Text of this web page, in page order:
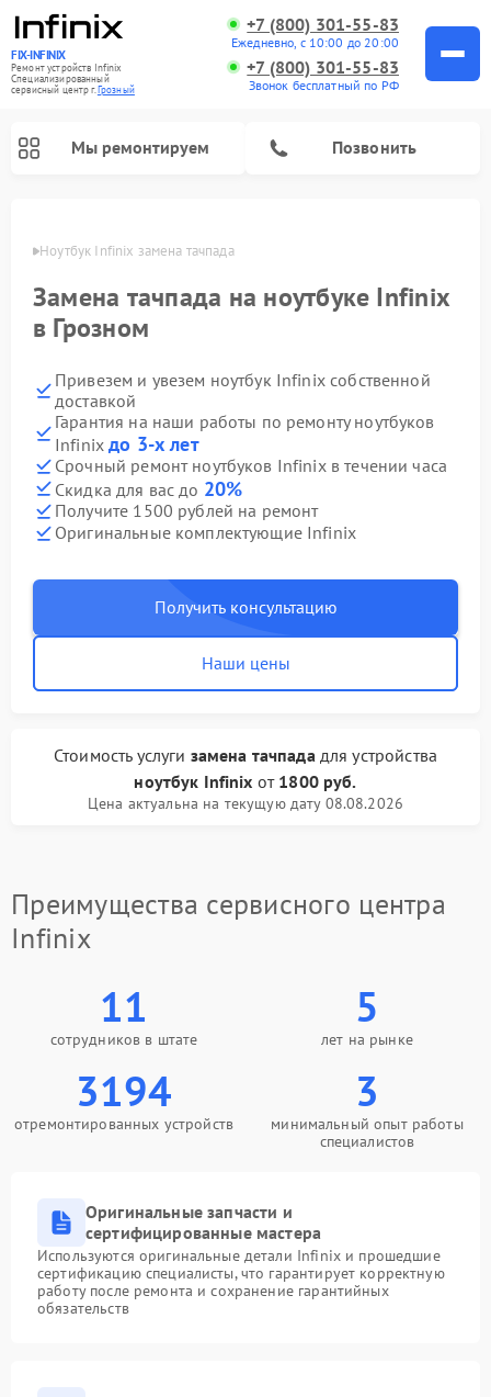
FIX-INFINIX
Ремонт устройств Infinix
Специализированный
cервисный центр г.Грозный
+7 (800) 301-55-83
Ежедневно, с 10:00 до 20:00
+7 (800) 301-55-83
Звонок бесплатный по РФ
Мы ремонтируем Позвонить
Ноутбук Infinix замена тачпада
Замена тачпада на ноутбуке Infinix
в Грозном
Привезем и увезем ноутбук Infinix собственной
доставкой
Гарантия на наши работы по ремонту ноутбуков
Infinixдо 3-х лет
Срочный ремонт ноутбуков Infinix в течении часа
Скидка для вас до 20%
Получите 1500 рублей на ремонт
Оригинальные комплектующие Infinix
Получить консультацию
Наши цены
Стоимость услуги замена тачпада для устройства
ноутбук Infinix от 1800 руб.
Цена актуальна на текущую дату 08.08.2026
Преимущества сервисного центра
Infinix
11
сотрудников в штате
5
лет на рынке
3194
отремонтированных устройств
3
минимальный опыт работы
специалистов
Оригинальные запчасти и
сертифицированные мастера
Используются оригинальные детали Infinix и прошедшие
сертификацию специалисты, что гарантирует корректную
работу после ремонта и сохранение гарантийных
обязательств